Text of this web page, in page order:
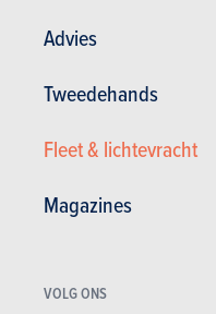
Advies
Tweedehands
Fleet & lichtevracht
Magazines
VOLG ONS